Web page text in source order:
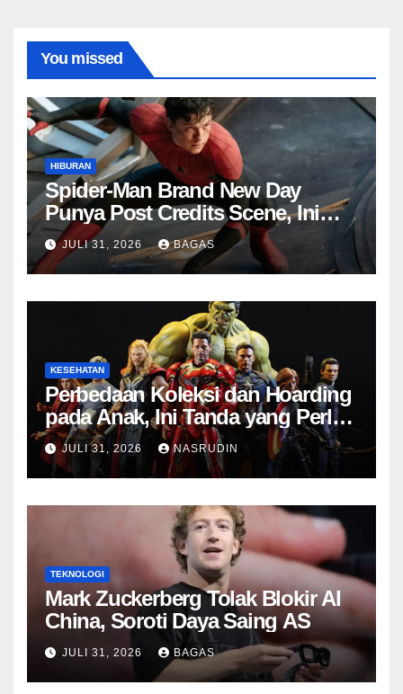
You missed
HIBURAN
Spider-Man Brand New Day
Punya Post Credits Scene, Ini
Fungsinya di MCU
JULI 31, 2026 BAGAS
KESEHATAN
Perbedaan Koleksi dan Hoarding
pada Anak, Ini Tanda yang Perlu
Diwaspadai
JULI 31, 2026 NASRUDIN
TEKNOLOGI
Mark Zuckerberg Tolak Blokir AI
China, Soroti Daya Saing AS
JULI 31, 2026 BAGAS